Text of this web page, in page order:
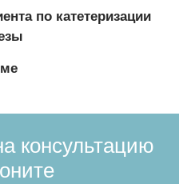
по катетеризации
консультацию